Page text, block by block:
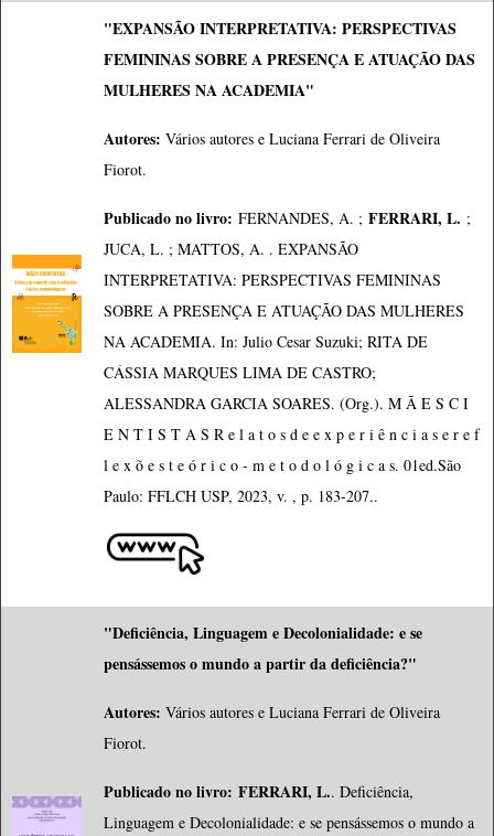
"EXPANSÃO INTERPRETATIVA: PERSPECTIVAS
FEMININAS SOBRE A PRESENÇA E ATUAÇÃO DAS
MULHERES NA ACADEMIA"
Autores: Vários autores e Luciana Ferrari de Oliveira
Fiorot.
Publicado no livro: FERNANDES, A. ; FERRARI, L. ;
JUCA, L. ; MATTOS, A. . EXPANSÃO
INTERPRETATIVA: PERSPECTIVAS FEMININAS
SOBRE A PRESENÇA E ATUAÇÃO DAS MULHERES
NA ACADEMIA. In: Julio Cesar Suzuki; RITA DE
CÁSSIA MARQUES LIMA DE CASTRO;
ALESSANDRA GARCIA SOARES. (Org.). M Ã E S C I
E N T I S T A S R e l a t o s d e e x p e r i ê n c i a s e r e f
l e x õ e s t e ó r i c o - m e t o d o l ó g i c a s. 01ed.São
Paulo: FFLCH USP, 2023, v. , p. 183-207..
"Deficiência, Linguagem e Decolonialidade: e se
pensássemos o mundo a partir da deficiência?"
Autores: Vários autores e Luciana Ferrari de Oliveira
Fiorot.
Publicado no livro: FERRARI, L.. Deficiência,
Linguagem e Decolonialidade: e se pensássemos o mundo a